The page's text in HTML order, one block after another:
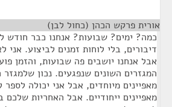
אורית פרקש הכהן (כחול לבן)
כמה? ימים? שבועות? אנחנו כבר
דיבורים, בלי לוחות זמנים לביצוע. אני
אבל אנחנו יושבים פה שבועות, והזמן
המגזרים השונים שנפגעים. נכון
מאפיינים מיוחדים, אבל אני יכולה
מאפיינים ייחודיים. אבל האחריות